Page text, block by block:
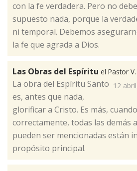
con la fe verdadera. Pero no
supuesto nada, porque la
ni temporal. Debemos
la fe que agrada a Dios.
Las Obras del Espíritu el Pastor
12
​La obra del Espíritu Santo
es, antes que nada,
glorificar a Cristo. Es más,
correctamente, todas las demás
pueden ser mencionadas están
propósito principal.